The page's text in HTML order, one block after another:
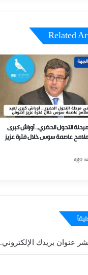
Related
التحول الحضري.. أوراش كبرى
عاصمة سوس خلال فترة عزيز
عنوان بريدك الإلكتروني.